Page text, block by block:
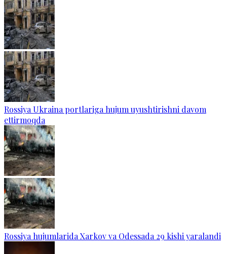
Rossiya Ukraina portlariga hujum uyushtirishni davom
ettirmoqda
Rossiya hujumlarida Xarkov va Odessada 29 kishi yaralandi